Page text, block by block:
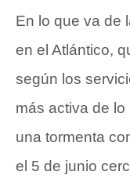
En lo que va de
en el Atlántico,
según los
más activa de
una tormenta
el 5 de junio